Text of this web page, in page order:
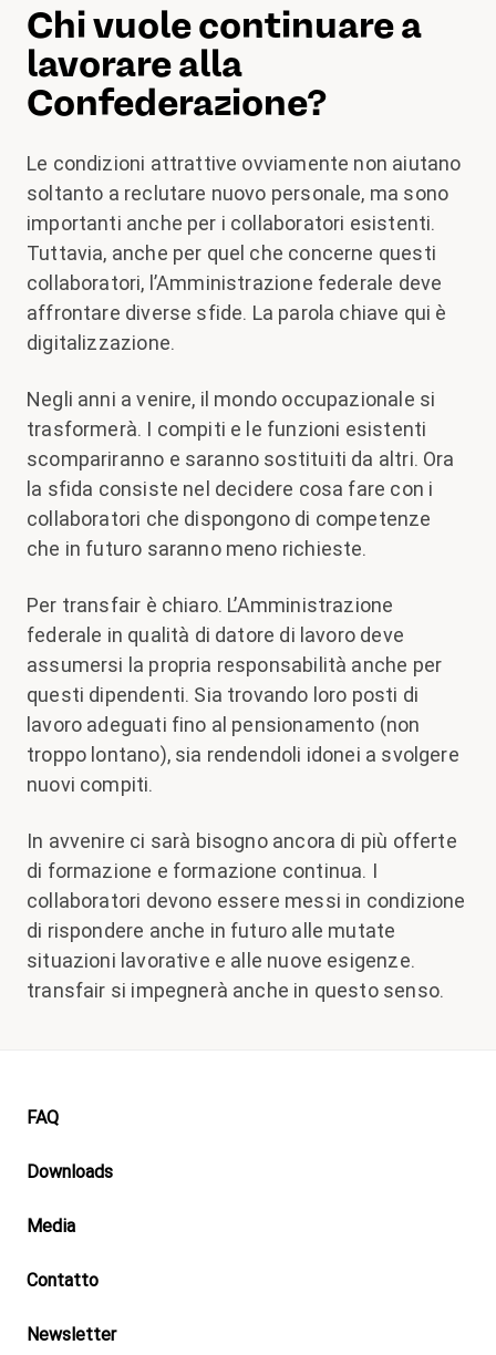
Chi vuole continuare a
lavorare alla
Confederazione?
Le condizioni attrattive ovviamente non aiutano
soltanto a reclutare nuovo personale, ma sono
importanti anche per i collaboratori esistenti.
Tuttavia, anche per quel che concerne questi
collaboratori, l’Amministrazione federale deve
affrontare diverse sfide. La parola chiave qui è
digitalizzazione.
Negli anni a venire, il mondo occupazionale si
trasformerà. I compiti e le funzioni esistenti
scompariranno e saranno sostituiti da altri. Ora
la sfida consiste nel decidere cosa fare con i
collaboratori che dispongono di competenze
che in futuro saranno meno richieste.
Per transfair è chiaro. L’Amministrazione
federale in qualità di datore di lavoro deve
assumersi la propria responsabilità anche per
questi dipendenti. Sia trovando loro posti di
lavoro adeguati fino al pensionamento (non
troppo lontano), sia rendendoli idonei a svolgere
nuovi compiti.
In avvenire ci sarà bisogno ancora di più offerte
di formazione e formazione continua. I
collaboratori devono essere messi in condizione
di rispondere anche in futuro alle mutate
situazioni lavorative e alle nuove esigenze.
transfair si impegnerà anche in questo senso.
Footer
FAQ
Downloads
Media
Contatto
Newsletter